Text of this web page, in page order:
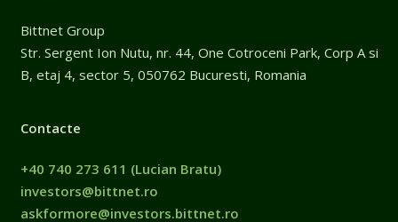
Bittnet Group
Str. Sergent Ion Nutu, nr. 44, One Cotroceni Park, Corp A si
B, etaj 4, sector 5, 050762 Bucuresti, Romania
Contacte
+40 740 273 611 (Lucian Bratu)
investors@bittnet.ro
askformore@investors.bittnet.ro